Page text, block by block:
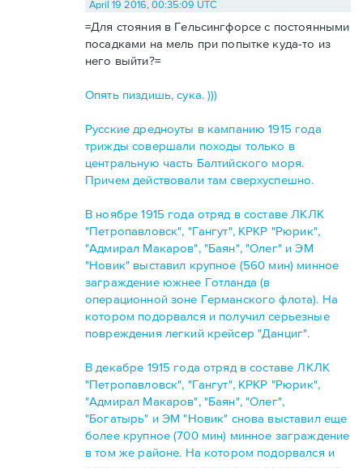
April 19 2016, 00:35:09 UTC
=Для стояния в Гельсингфорсе с постоянными
посадками на мель при попытке куда-то из
него выйти?=
Опять пиздишь, сука. )))
Русские дредноуты в кампанию 1915 года
трижды совершали походы только в
центральную часть Балтийского моря.
Причем действовали там сверхуспешно.
В ноябре 1915 года отряд в составе ЛКЛК
"Петропавловск", "Гангут", КРКР "Рюрик",
"Адмирал Макаров", "Баян", "Олег" и ЭМ
"Новик" выставил крупное (560 мин) минное
заграждение южнее Готланда (в
операционной зоне Германского флота). На
котором подорвался и получил серьезные
повреждения легкий крейсер "Данциг".
В декабре 1915 года отряд в составе ЛКЛК
"Петропавловск", "Гангут", КРКР "Рюрик",
"Адмирал Макаров", "Баян", "Олег",
"Богатырь" и ЭМ "Новик" снова выставил еще
более крупное (700 мин) минное заграждение
в том же районе. На котором подорвался и